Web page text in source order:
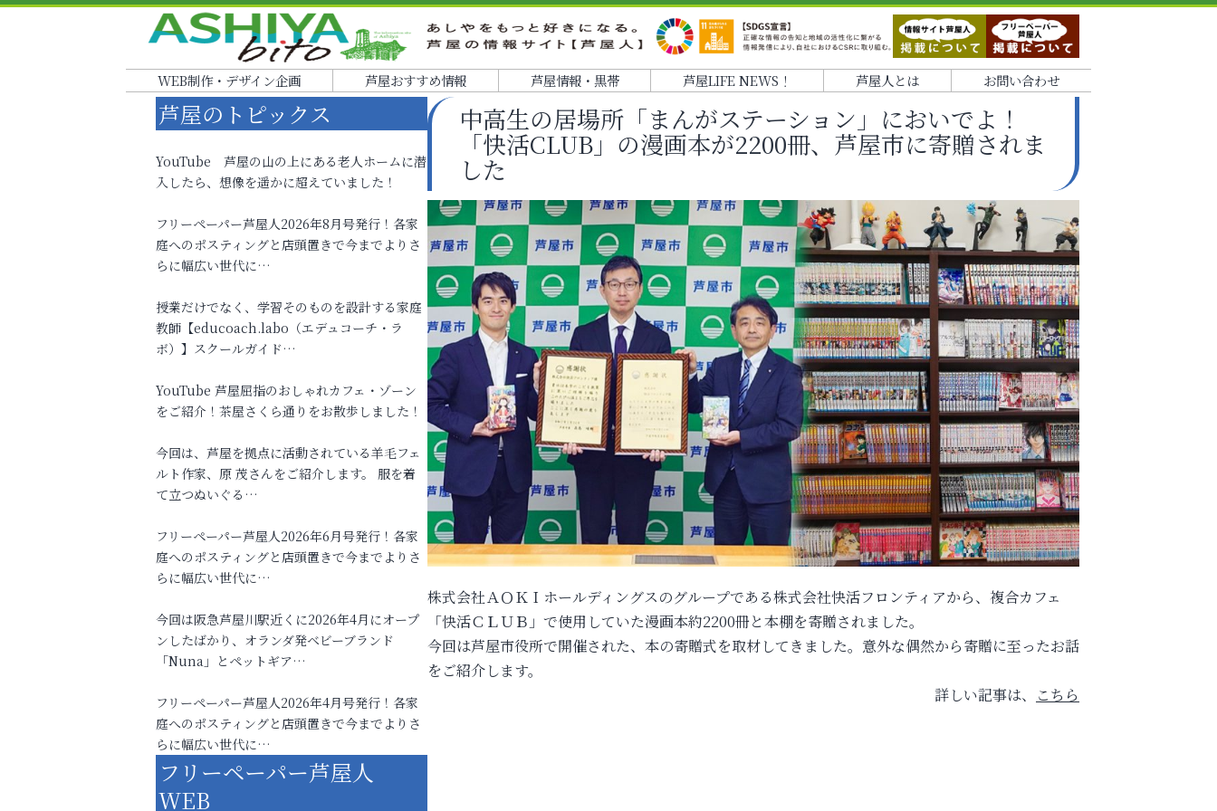
WEB制作・デザイン企画 芦屋おすすめ情報 芦屋情報・黒帯 芦屋LIFE NEWS！ 芦屋人とは お問い合わせ
中高生の居場所「まんがステーション」においでよ！
「快活CLUB」の漫画本が2200冊、芦屋市に寄贈されま
した
株式会社ＡＯＫＩホールディングスのグループである株式会社快活フロンティアから、複合カフェ
「快活ＣＬＵＢ」で使用していた漫画本約2200冊と本棚を寄贈されました。
今回は芦屋市役所で開催された、本の寄贈式を取材してきました。意外な偶然から寄贈に至ったお話
をご紹介します。
詳しい記事は、
こちら
芦屋のトピックス
YouTube 芦屋の山の上にある老人ホームに潜
入したら、想像を遥かに超えていました！
フリーペーパー芦屋人2026年8月号発行！各家
庭へのポスティングと店頭置きで今までよりさ
らに幅広い世代に…
授業だけでなく、学習そのものを設計する家庭
教師【educoach.labo（エデュコーチ・ラ
ボ）】スクールガイド…
YouTube 芦屋屈指のおしゃれカフェ・ゾーン
をご紹介！茶屋さくら通りをお散歩しました！
今回は、芦屋を拠点に活動されている羊毛フェ
ルト作家、原 茂さんをご紹介します。 服を着
て立つぬいぐる…
フリーペーパー芦屋人2026年6月号発行！各家
庭へのポスティングと店頭置きで今までよりさ
らに幅広い世代に…
今回は阪急芦屋川駅近くに2026年4月にオープ
ンしたばかり、オランダ発ベビーブランド
「Nuna」とペットギア…
フリーペーパー芦屋人2026年4月号発行！各家
庭へのポスティングと店頭置きで今までよりさ
らに幅広い世代に…
フリーペーパー芦屋人
WEB